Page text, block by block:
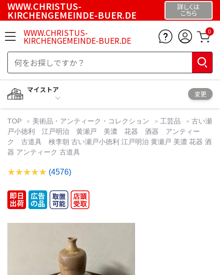
WWW.CHRISTUS-
KIRCHENGEMEINDE-BUER.DE
詳しくは
こちら
WWW.CHRISTUS-
KIRCHENGEMEINDE-BUER.DE
0
マイストア
変更
TOP 美術品・アンティーク・コレクション 工芸品
古い瀬
戸小徳利 江戸明治 黄瀬戸 美濃 花器 酒器 アンティー
ク 古道具 検李朝 古い瀬戸小徳利 江戸明治 黄瀬戸 美濃 花器 酒
器 アンティーク 古道具
(4576)